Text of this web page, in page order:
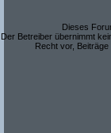
Dieses
Der Betreiber übernimmt
Recht vor,